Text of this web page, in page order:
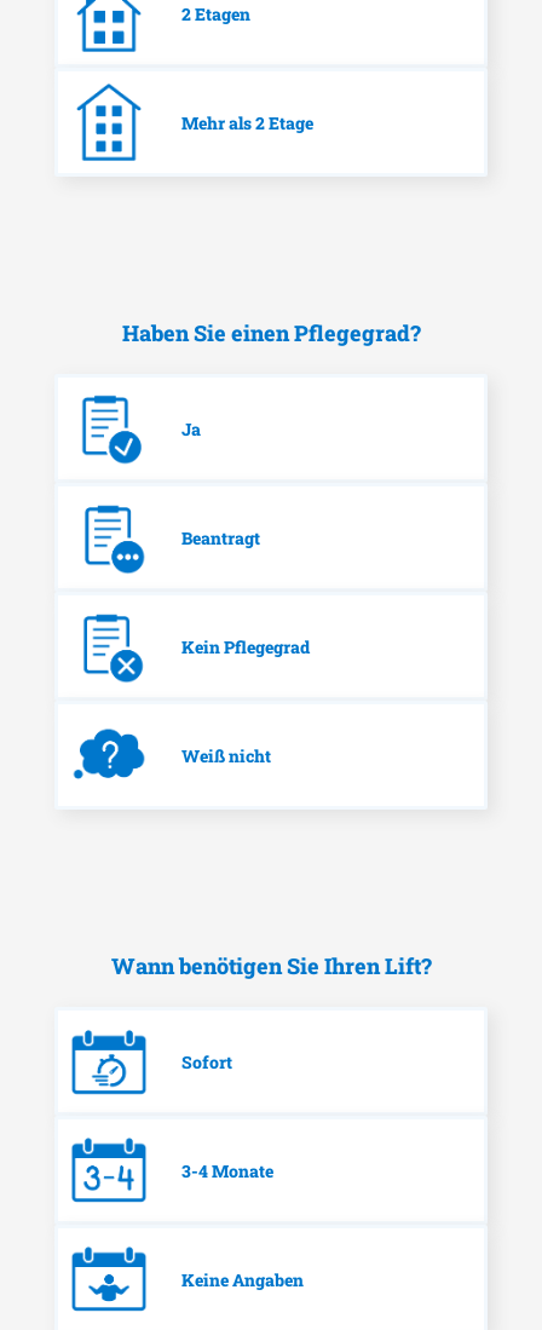
2 Etagen
Mehr als 2 Etage
Haben Sie einen Pflegegrad?
Ja
Beantragt
Kein Pflegegrad
Weiß nicht
Wann benötigen Sie Ihren Lift?
Sofort
3-4 Monate
Keine Angaben